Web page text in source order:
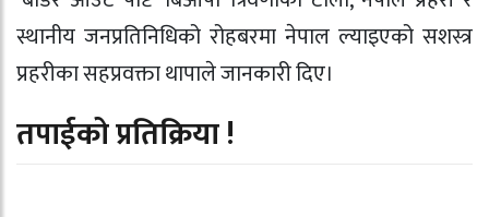
स्थानीय जनप्रतिनिधिको रोहबरमा नेपाल ल्याइएको सशस्त्र
प्रहरीका सहप्रवक्ता थापाले जानकारी दिए।
तपाईको प्रतिक्रिया !